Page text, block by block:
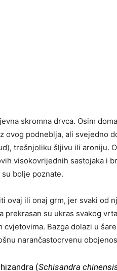
skromna drvca. Osim
ovog podneblja, ali svejedno
trešnjoliku šljivu ili aroniju.
visokovrijednih sastojaka i
bolje poznate.
ovaj ili onaj grm, jer svaki od
prekrasan su ukras svakog
Bazga dolazi u
narančastocrvenu
(Schisandra